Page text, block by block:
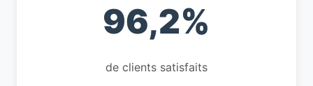
96,2%
de clients satisfaits